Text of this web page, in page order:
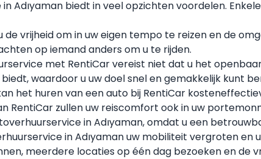
Adıyaman biedt in veel opzichten voordelen.
vrijheid om in uw eigen tempo te reizen en de
op iemand anders om u te rijden.
met RentiCar vereist niet dat u het
waardoor u uw doel snel en gemakkelijk kunt
het huren van een auto bij RentiCar
RentiCar zullen uw reiscomfort ook in uw
in Adıyaman, omdat u een
in Adıyaman uw mobiliteit vergroten
meerdere locaties op één dag bezoeken en de